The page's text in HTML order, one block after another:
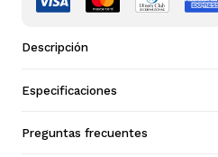
Descripción
Especificaciones
Preguntas frecuentes